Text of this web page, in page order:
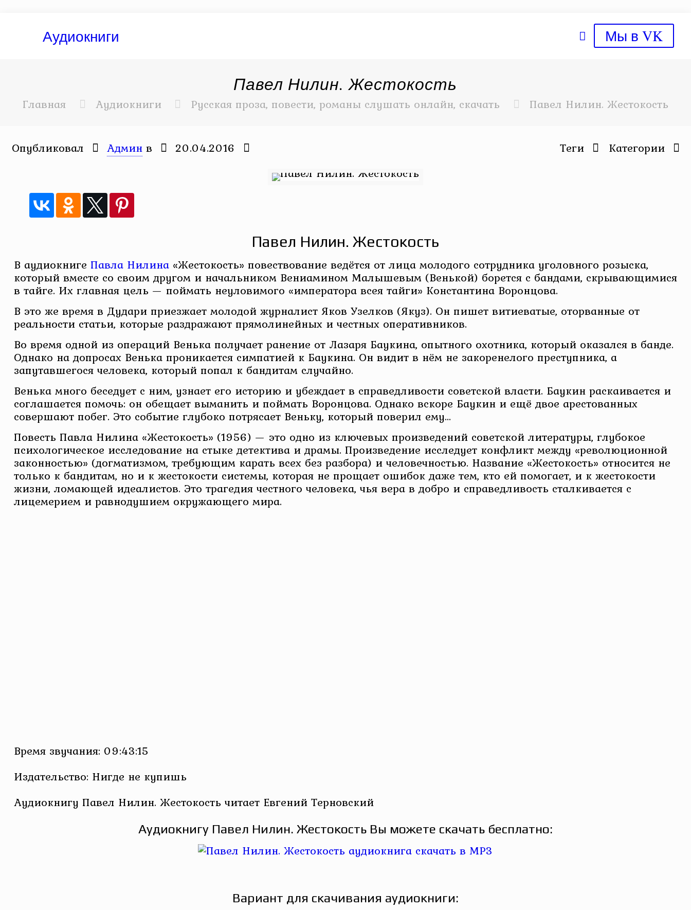
Аудиокниги Мы в VK
Павел Нилин. Жестокость
Главная Аудиокниги Русская проза, повести, романы слушать онлайн, скачать Павел Нилин. Жестокость
Опубликовал Админ в 20.04.2016 Категории
Теги
Павел Нилин. Жестокость
В аудиокниге Павла Нилина«Жестокость» повествование ведётся от лица молодого сотрудника уголовного розыска,
который вместе со своим другом и начальником Вениамином Малышевым (Венькой) борется с бандами, скрывающимися
в тайге. Их главная цель — поймать неуловимого «императора всея тайги» Константина Воронцова.
В это же время в Дудари приезжает молодой журналист Яков Узелков (Якуз). Он пишет витиеватые, оторванные от
реальности статьи, которые раздражают прямолинейных и честных оперативников.
Во время одной из операций Венька получает ранение от Лазаря Баукина, опытного охотника, который оказался в банде.
Однако на допросах Венька проникается симпатией к Баукина. Он видит в нём не закоренелого преступника, а
запутавшегося человека, который попал к бандитам случайно.
Венька много беседует с ним, узнает его историю и убеждает в справедливости советской власти. Баукин раскаивается и
соглашается помочь: он обещает выманить и поймать Воронцова. Однако вскоре Баукин и ещё двое арестованных
совершают побег. Это событие глубоко потрясает Веньку, который поверил ему…
Повесть Павла Нилина «Жестокость» (1956) — это одно из ключевых произведений советской литературы, глубокое
психологическое исследование на стыке детектива и драмы. Произведение исследует конфликт между «революционной
законностью» (догматизмом, требующим карать всех без разбора) и человечностью. Название «Жестокость» относится не
только к бандитам, но и к жестокости системы, которая не прощает ошибок даже тем, кто ей помогает, и к жестокости
жизни, ломающей идеалистов. Это трагедия честного человека, чья вера в добро и справедливость сталкивается с
лицемерием и равнодушием окружающего мира.
Время звучания: 09:43:15
Издательство: Нигде не купишь
Аудиокнигу Павел Нилин. Жестокость читает Евгений Терновский
Аудиокнигу Павел Нилин. Жестокость Вы можете скачать бесплатно:
Вариант для скачивания аудиокниги: